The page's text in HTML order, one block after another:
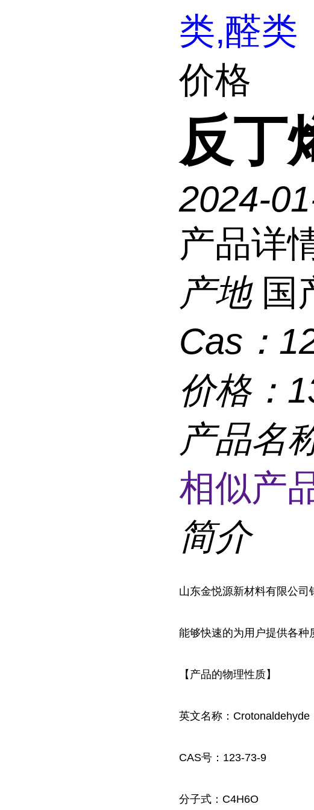
类,醛类
价格
反丁
2024-
产品详
产地 国
Cas：
价格：
产品名
相似产
简介
山东金悦源新材料有限公
能够快速的为用户提供各种
【产品的物理性质】
英文名称：Crotonaldehyde
CAS号：123-73-9
分子式：C4H6O